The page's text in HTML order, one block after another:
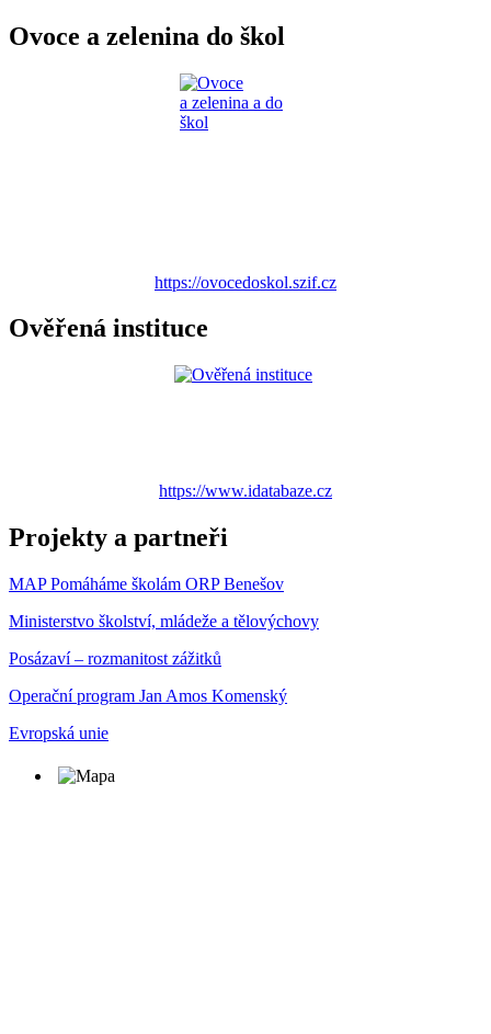
Ovoce a zelenina do škol
https://ovocedoskol.szif.cz
Ověřená instituce
https://www.idatabaze.cz
Projekty a partneři
MAP Pomáháme školám ORP Benešov
Ministerstvo školství, mládeže a tělovýchovy
Posázaví – rozmanitost zážitků
Operační program Jan Amos Komenský
Evropská unie